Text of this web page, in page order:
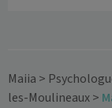
Maiia >
les-Moulineaux>